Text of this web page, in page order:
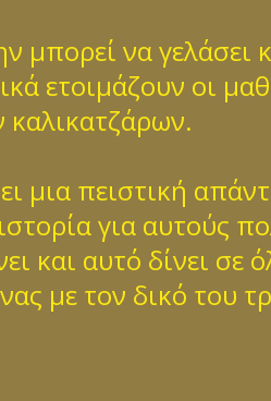
να γελάσει
ετοιμάζουν οι
μια πειστική
για αυτούς
αυτό δίνει σε
με τον δικό του